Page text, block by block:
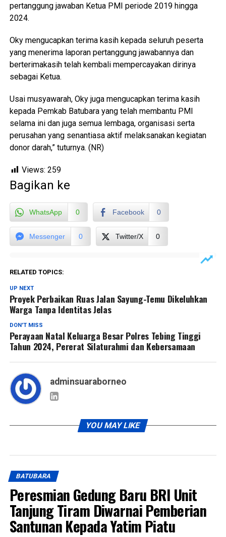
pertanggung jawaban Ketua PMI periode 2019 hingga
2024.
Oky mengucapkan terima kasih kepada seluruh peserta
yang menerima laporan pertanggung jawabannya dan
berterimakasih telah kembali mempercayakan dirinya
sebagai Ketua.
Usai musyawarah, Oky juga mengucapkan terima kasih
kepada Pemkab Batubara yang telah membantu PMI
selama ini dan juga semua lembaga, organisasi serta
perusahan yang senantiasa aktif melaksanakan kegiatan
donor darah,” tuturnya. (NR)
Views: 259
Bagikan ke
WhatsApp 0 Facebook 0
Messenger 0 Twitter/X 0
RELATED TOPICS:
UP NEXT
Proyek Perbaikan Ruas Jalan Sayung-Temu Dikeluhkan
Warga Tanpa Identitas Jelas
DON'T MISS
Perayaan Natal Keluarga Besar Polres Tebing Tinggi
Tahun 2024, Pererat Silaturahmi dan Kebersamaan
adminsuaraborneo
YOU MAY LIKE
BATUBARA
Peresmian Gedung Baru BRI Unit
Tanjung Tiram Diwarnai Pemberian
Santunan Kepada Yatim Piatu